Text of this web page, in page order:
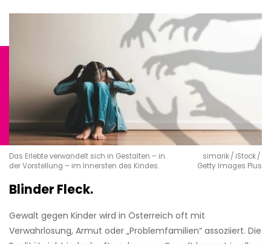
Das Erlebte verwandelt sich in Gestalten – in
der Vorstellung – im Innersten des Kindes.
simarik / iStock /
Getty Images Plus
Blinder Fleck.
Gewalt gegen Kinder wird in Österreich oft mit
Verwahrlosung, Armut oder „Problemfami­lien“ assoziiert. Die